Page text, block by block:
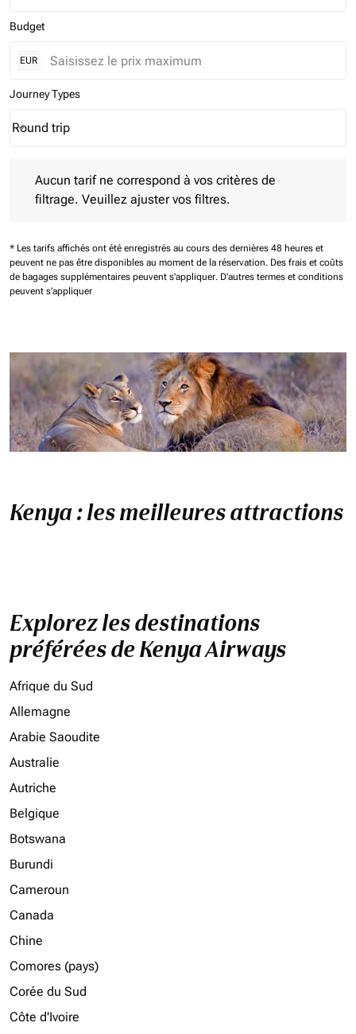
Budget
EUR
Journey Types
Journey Types option Round trip Selected
Round trip
keyboard_arrow_down
Aucun tarif ne correspond à vos critères de
filtrage. Veuillez ajuster vos filtres.
* Les tarifs affichés ont été enregistrés au cours des dernières 48 heures et
peuvent ne pas être disponibles au moment de la réservation. Des frais et coûts
de bagages supplémentaires peuvent s'appliquer. D'autres termes et conditions
peuvent s'appliquer
Kenya : les meilleures attractions
Explorez les destinations
préférées de Kenya Airways
Afrique du Sud
Allemagne
Arabie Saoudite
Australie
Autriche
Belgique
Botswana
Burundi
Cameroun
Canada
Chine
Comores (pays)
Corée du Sud
Côte d'Ivoire